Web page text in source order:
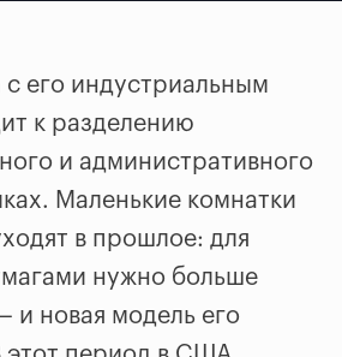
с его индустриальным
к разделению
и административного
Маленькие комнатки
в прошлое: для
нужно больше
и новая модель его